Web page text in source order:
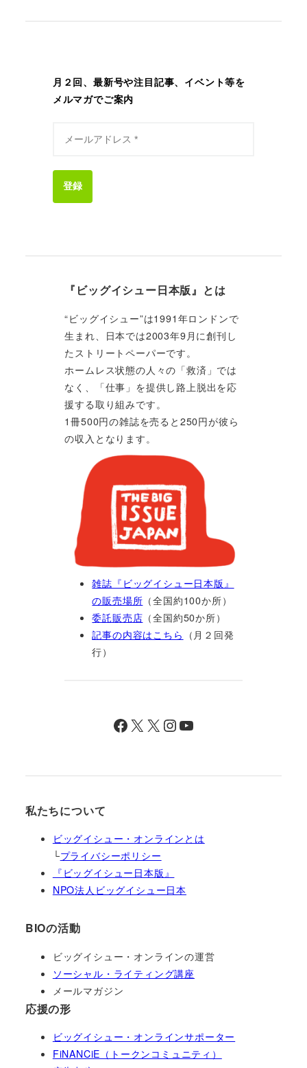
月２回、最新号や注目記事、イベント等を
メルマガでご案内
登録
『ビッグイシュー日本版』とは
“ビッグイシュー”は1991年ロンドンで
生まれ、日本では2003年9月に創刊し
たストリートペーパーです。
ホームレス状態の人々の「救済」では
なく、「仕事」を提供し路上脱出を応
援する取り組みです。
1冊500円の雑誌を売ると250円が彼ら
の収入となります。
雑誌『ビッグイシュー日本版』
の販売場所 （全国約100か所）
委託販売店 （全国約50か所）
記事の内容はこちら （月２回発
行）
Facebook X X InstagramYouTube
私たちについて
ビッグイシュー・オンラインとは
└プライバシーポリシー
『ビッグイシュー日本版』
NPO法人ビッグイシュー日本
BIOの活動
ビッグイシュー・オンラインの運営
ソーシャル・ライティング講座
メールマガジン
応援の形
ビッグイシュー・オンラインサポーター
FiNANCiE（トークンコミュニティ）